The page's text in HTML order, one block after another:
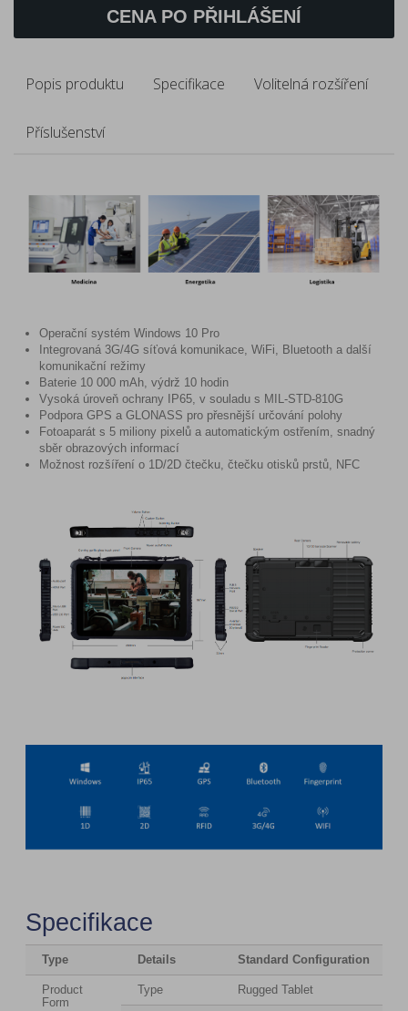
CENA PO PŘIHLÁŠENÍ
Popis produktu Specifikace Volitelná rozšíření
Příslušenství
Operační systém Windows 10 Pro
Integrovaná 3G/4G síťová komunikace, WiFi, Bluetooth a další
komunikační režimy
Baterie 10 000 mAh, výdrž 10 hodin
Vysoká úroveň ochrany IP65, v souladu s MIL-STD-810G
Podpora GPS a GLONASS pro přesnější určování polohy
Fotoaparát s 5 miliony pixelů a automatickým ostřením, snadný
sběr obrazových informací
Možnost rozšíření o 1D/2D čtečku, čtečku otisků prstů, NFC
Specifikace
Type Details Standard Configuration
Product
Form
Type Rugged Tablet